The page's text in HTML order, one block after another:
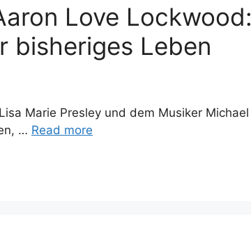
Love Lockwood:
bisheriges Leben
Marie Presley und dem Musiker Michael
… Read more